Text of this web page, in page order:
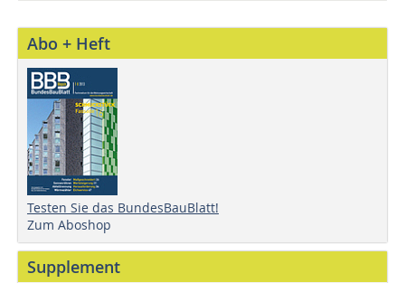
Abo + Heft
Testen Sie das BundesBauBlatt!
Zum Aboshop
Supplement